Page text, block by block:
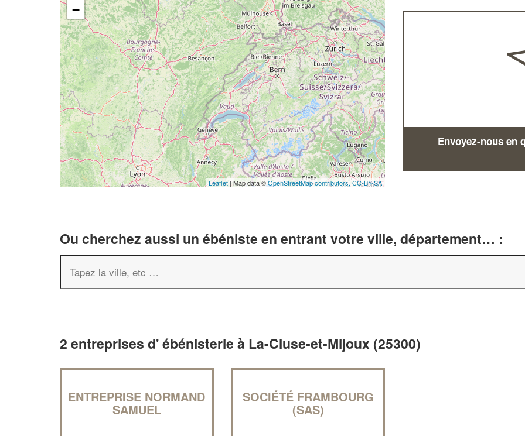
−
Leaflet | Map data ©OpenStreetMap contributors,CC-BY-SA
Envoyez-nous en
Ou cherchez aussi un ébéniste en entrant votre ville, département… :
2 entreprises d' ébénisterie à La-Cluse-et-Mijoux (25300)
ENTREPRISE NORMAND
SAMUEL
SOCIÉTÉ FRAMBOURG
(SAS)